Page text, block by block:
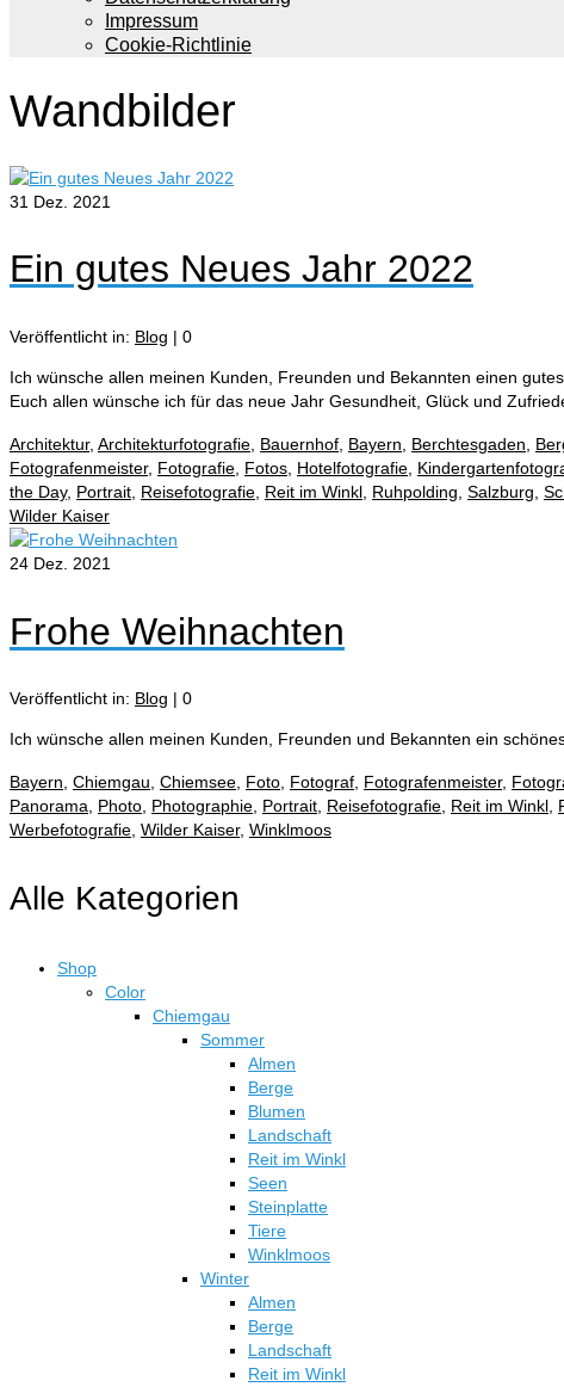
Impressum
Cookie-Richtlinie
Wandbilder
31 Dez. 2021
Ein gutes Neues Jahr 2022
Veröffentlicht in: Blog | 0
Ich wünsche allen meinen Kunden, Freunden und Bekannten einen
Euch allen wünsche ich für das neue Jahr Gesundheit, Glück und
Architektur, Architekturfotografie Bauernhof Bayern Berchtesgaden
Fotografenmeister, Fotografie Fotos Hotelfotografie
the Day, Portrait Reisefotografie Reit im Winkl Ruhpolding Salzburg
Wilder Kaiser
24 Dez. 2021
Frohe Weihnachten
Veröffentlicht in: Blog | 0
Ich wünsche allen meinen Kunden, Freunden und Bekannten ein
Bayern Chiemgau Chiemsee Foto Fotograf Fotografenmeister,
Panorama
Photo Photographie Portrait Reisefotografie Reit im Winkl
Werbefotografie Wilder Kaiser, Winklmoos
Alle Kategorien
Shop
Color
Chiemgau
Sommer
Almen
Berge
Blumen
Landschaft
Reit im Winkl
Seen
Steinplatte
Tiere
Winklmoos
Winter
Almen
Berge
Landschaft
Reit im Winkl